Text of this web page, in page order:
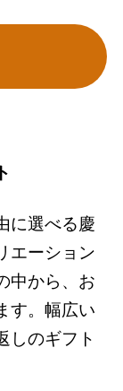
に選べる慶
エーション
中から、お
す。幅広い
しのギフト